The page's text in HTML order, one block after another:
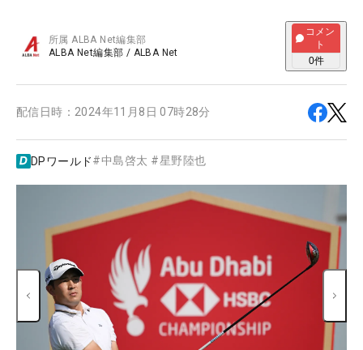
所属ALBA Net編集部
ALBA Net編集部 / ALBA Net
コメン
ト
0件
配信日時： 2024年11月8日 07時28分
DPワールド#中島啓太 #星野陸也